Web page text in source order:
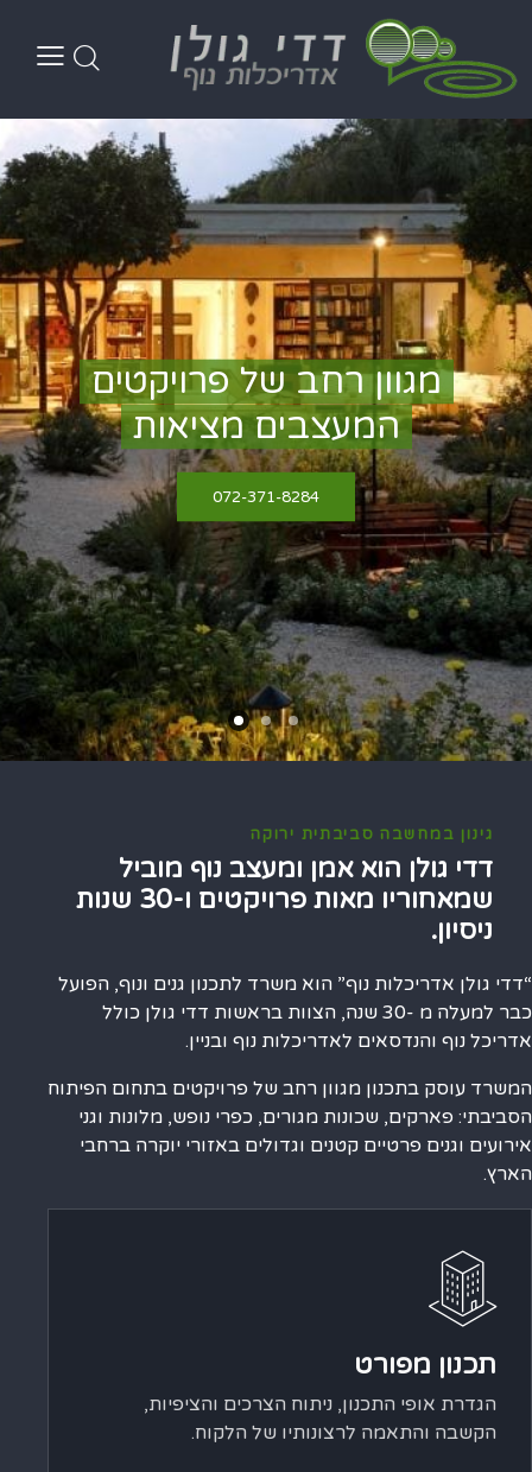
מגוון רחב של פרויקטים
המעצבים מציאות
072-371-8284
גינון במחשבה סביבתית ירוקה
דדי גולן הוא אמן ומעצב נוף מוביל
שמאחוריו מאות פרויקטים ו-30 שנות
ניסיון.
“דדי גולן אדריכלות נוף” הוא משרד לתכנון גנים ונוף, הפועל
כבר למעלה מ -30 שנה, הצוות בראשות דדי גולן כולל
אדריכל נוף והנדסאים לאדריכלות נוף ובניין.
המשרד עוסק בתכנון מגוון רחב של פרויקטים בתחום הפיתוח
הסביבתי: פארקים, שכונות מגורים, כפרי נופש, מלונות וגני
אירועים וגנים פרטיים קטנים וגדולים באזורי יוקרה ברחבי
הארץ.
תכנון מפורט
הגדרת אופי התכנון, ניתוח הצרכים והציפיות,
הקשבה והתאמה לרצונותיו של הלקוח.